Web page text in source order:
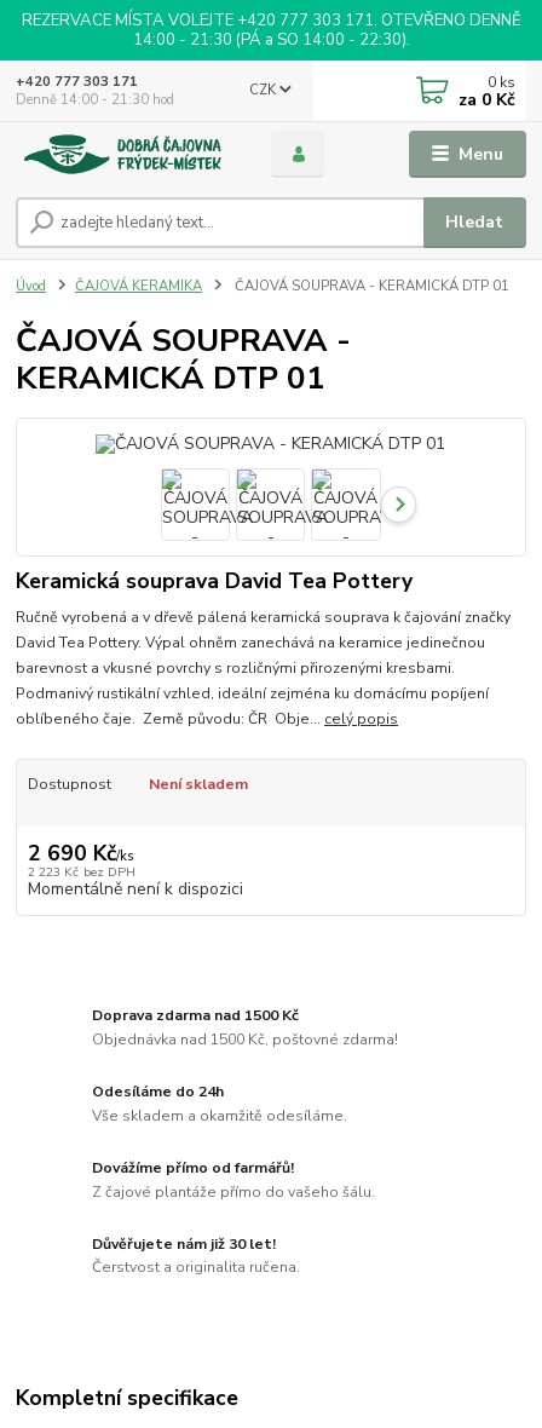
REZERVACE MÍSTA VOLEJTE +420 777 303 171. OTEVŘENO DENNĚ
14:00 - 21:30 (PÁ a SO 14:00 - 22:30).
Menu
CZK
Hledat
+420 777 303 171
Denně 14:00 - 21:30 hod
0 ks
za 0 Kč
Úvod ČAJOVÁ KERAMIKA ČAJOVÁ SOUPRAVA - KERAMICKÁ DTP 01
ČAJOVÁ SOUPRAVA -
KERAMICKÁ DTP 01
Keramická souprava David Tea Pottery
Ručně vyrobená a v dřevě pálená keramická souprava k čajování značky
David Tea Pottery. Výpal ohněm zanechává na keramice jedinečnou
barevnost a vkusné povrchy s rozličnými přirozenými kresbami.
Podmanivý rustikální vzhled, ideální zejména ku domácímu popíjení
oblíbeného čaje. Země původu: ČR Obje... celý popis
Dostupnost Není skladem
2 690 Kč/ks
2 223 Kč bez DPH
Momentálně není k dispozici
Doprava zdarma nad 1500 Kč
Objednávka nad 1500 Kč, poštovné zdarma!
Odesíláme do 24h
Vše skladem a okamžitě odesíláme.
Dovážíme přímo od farmářů!
Z čajové plantáže přímo do vašeho šálu.
Důvěřujete nám již 30 let!
Čerstvost a originalita ručena.
Kompletní specifikace